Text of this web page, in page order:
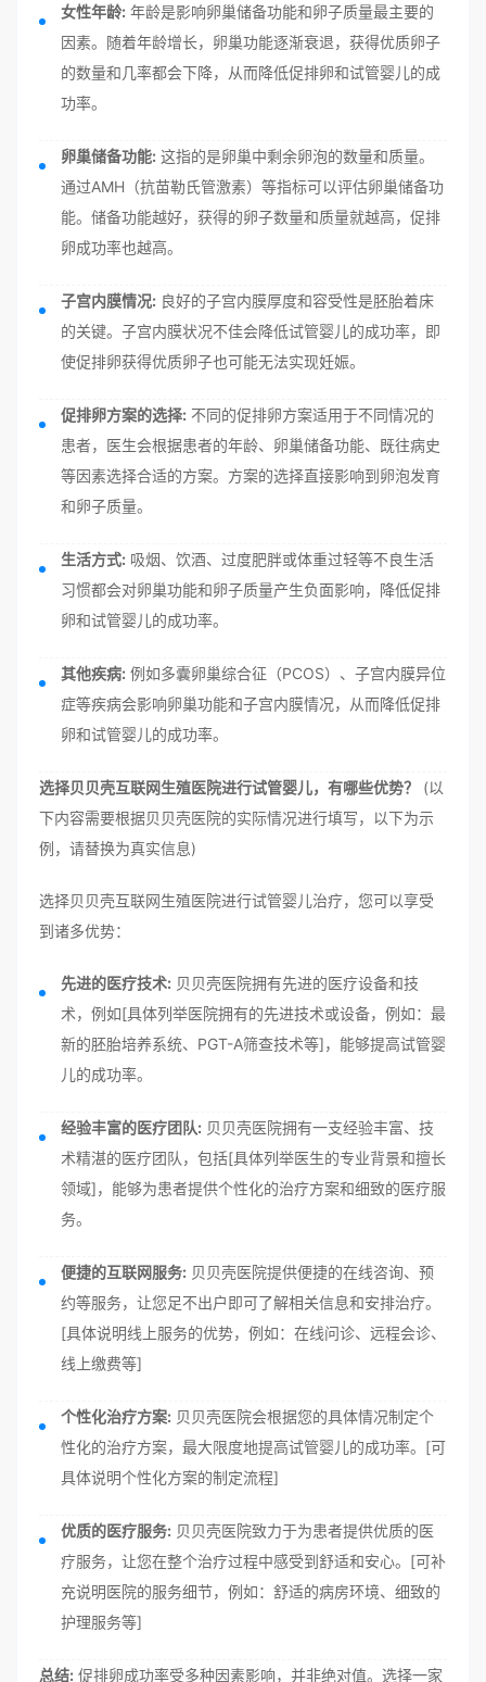
女性年龄: 年龄是影响卵巢储备功能和卵子质量最主要的
因素。随着年龄增长，卵巢功能逐渐衰退，获得优质卵子
的数量和几率都会下降，从而降低促排卵和试管婴儿的成
功率。
卵巢储备功能: 这指的是卵巢中剩余卵泡的数量和质量。
通过AMH（抗苗勒氏管激素）等指标可以评估卵巢储备功
能。储备功能越好，获得的卵子数量和质量就越高，促排
卵成功率也越高。
子宫内膜情况: 良好的子宫内膜厚度和容受性是胚胎着床
的关键。子宫内膜状况不佳会降低试管婴儿的成功率，即
使促排卵获得优质卵子也可能无法实现妊娠。
促排卵方案的选择: 不同的促排卵方案适用于不同情况的
患者，医生会根据患者的年龄、卵巢储备功能、既往病史
等因素选择合适的方案。方案的选择直接影响到卵泡发育
和卵子质量。
生活方式: 吸烟、饮酒、过度肥胖或体重过轻等不良生活
习惯都会对卵巢功能和卵子质量产生负面影响，降低促排
卵和试管婴儿的成功率。
其他疾病: 例如多囊卵巢综合征（PCOS）、子宫内膜异位
症等疾病会影响卵巢功能和子宫内膜情况，从而降低促排
卵和试管婴儿的成功率。
选择贝贝壳互联网生殖医院进行试管婴儿，有哪些优势？
(以
下内容需要根据贝贝壳医院的实际情况进行填写，以下为示
例，请替换为真实信息)
选择贝贝壳互联网生殖医院进行试管婴儿治疗，您可以享受
到诸多优势：
先进的医疗技术: 贝贝壳医院拥有先进的医疗设备和技
术，例如[具体列举医院拥有的先进技术或设备，例如：最
新的胚胎培养系统、PGT-A筛查技术等]，能够提高试管婴
儿的成功率。
经验丰富的医疗团队: 贝贝壳医院拥有一支经验丰富、技
术精湛的医疗团队，包括[具体列举医生的专业背景和擅长
领域]，能够为患者提供个性化的治疗方案和细致的医疗服
务。
便捷的互联网服务: 贝贝壳医院提供便捷的在线咨询、预
约等服务，让您足不出户即可了解相关信息和安排治疗。
[具体说明线上服务的优势，例如：在线问诊、远程会诊、
线上缴费等]
个性化治疗方案: 贝贝壳医院会根据您的具体情况制定个
性化的治疗方案，最大限度地提高试管婴儿的成功率。[可
具体说明个性化方案的制定流程]
优质的医疗服务: 贝贝壳医院致力于为患者提供优质的医
疗服务，让您在整个治疗过程中感受到舒适和安心。[可补
充说明医院的服务细节，例如：舒适的病房环境、细致的
护理服务等]
总结: 促排卵成功率受多种因素影响，并非绝对值。选择一家